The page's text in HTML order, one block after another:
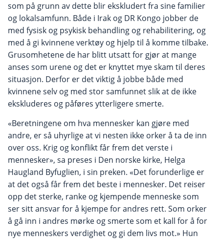
som på grunn av dette blir ekskludert fra sine familier
og lokalsamfunn. Både i Irak og DR Kongo jobber de
med fysisk og psykisk behandling og rehabilitering, og
med å gi kvinnene verktøy og hjelp til å komme tilbake.
Grusomhetene de har blitt utsatt for gjør at mange
anses som urene og det er knyttet mye skam til deres
situasjon. Derfor er det viktig å jobbe både med
kvinnene selv og med stor samfunnet slik at de ikke
ekskluderes og påføres ytterligere smerte.
«Beretningene om hva mennesker kan gjøre med
andre, er så uhyrlige at vi nesten ikke orker å ta de inn
over oss. Krig og konflikt får frem det verste i
mennesker», sa preses i Den norske kirke, Helga
Haugland Byfuglien, i sin preken. «Det forunderlige er
at det også får frem det beste i mennesker. Det reiser
opp det sterke, ranke og kjempende menneske som
ser sitt ansvar for å kjempe for andres rett. Som orker
å gå inn i andres mørke og smerte som et kall for å for
nye menneskers verdighet og gi dem livs mot.» Hun